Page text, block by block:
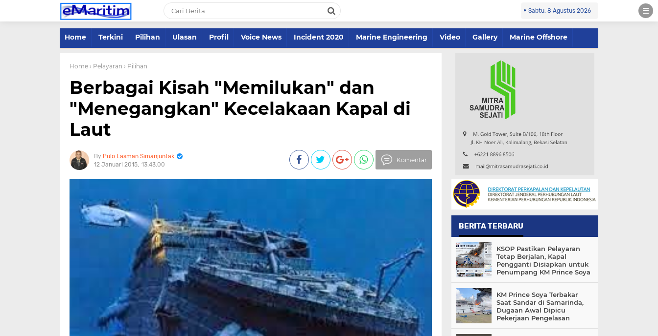
Sabtu, 8 Agustus 2026
Home Terkini Pilihan Ulasan Profil Voice News Incident 2020 Marine Engineering Video Gallery Marine Offshore
Home › Pelayaran › Pilihan
Berbagai Kisah "Memilukan" dan
"Menegangkan" Kecelakaan Kapal di
Laut
Pulo Lasman Simanjuntak
12 Januari 2015 13.43.00
Komentar
BERITA TERBARU
KSOP Pastikan Pelayaran
Tetap Berjalan, Kapal
Pengganti Disiapkan untuk
Penumpang KM Prince Soya
KM Prince Soya Terbakar
Saat Sandar di Samarinda,
Dugaan Awal Dipicu
Pekerjaan Pengelasan